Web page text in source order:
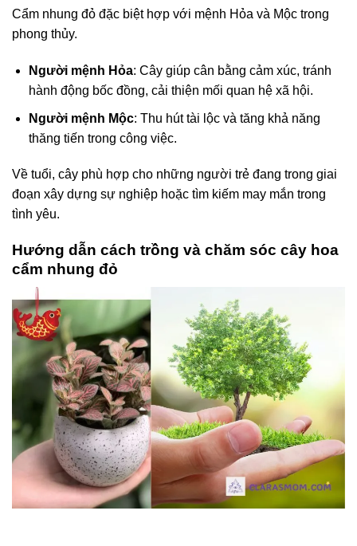
Cẩm nhung đỏ đặc biệt hợp với mệnh Hỏa và Mộc trong
phong thủy.
Người mệnh Hỏa: Cây giúp cân bằng cảm xúc, tránh
hành động bốc đồng, cải thiện mối quan hệ xã hội.
Người mệnh Mộc: Thu hút tài lộc và tăng khả năng
thăng tiến trong công việc.
Về tuổi, cây phù hợp cho những người trẻ đang trong giai
đoạn xây dựng sự nghiệp hoặc tìm kiếm may mắn trong
tình yêu.
Hướng dẫn cách trồng và chăm sóc cây hoa
cẩm nhung đỏ